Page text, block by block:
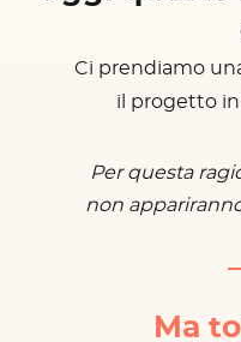
Ci prendiamo
il progetto in
Per questa
non
Ma